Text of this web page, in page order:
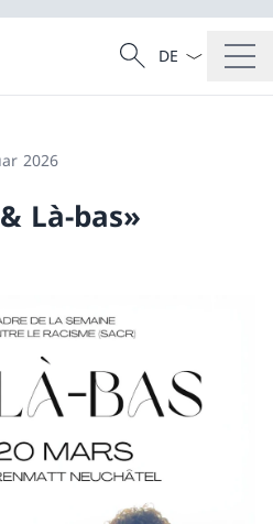
Suche
Suche
Sprach
2026
Là-bas»